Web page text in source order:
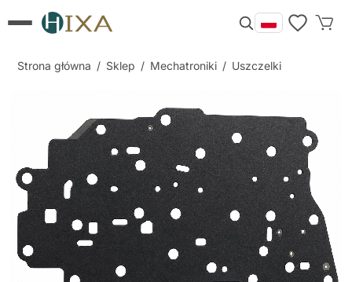
Strona główna / Sklep / Mechatroniki / Uszczelki